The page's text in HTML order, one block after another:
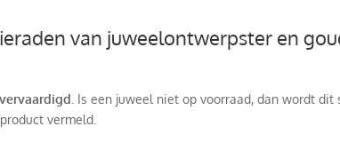
van juweelontwerpster en
. Is een juweel niet op voorraad, dan wordt
vermeld.